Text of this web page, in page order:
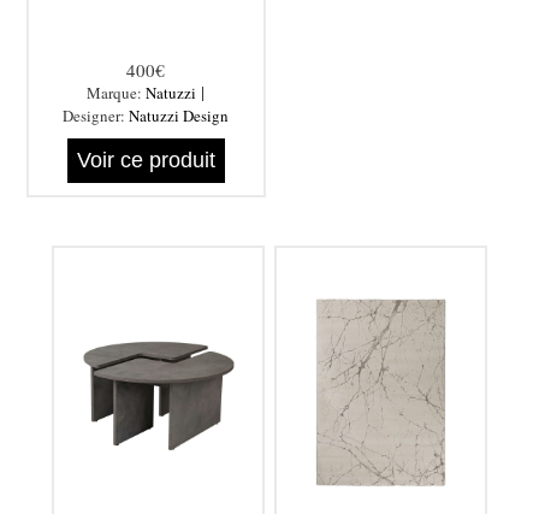
400€
Marque:Natuzzi |
Designer:Natuzzi Design
Voir ce produit